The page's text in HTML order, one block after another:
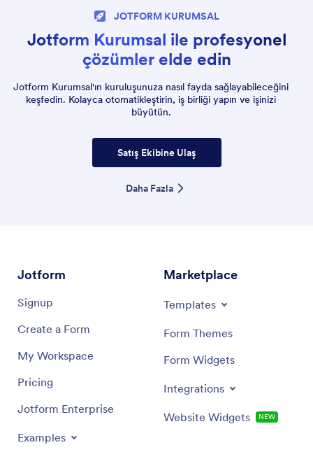
JOTFORM KURUMSAL
Jotform Kurumsal ile profesyonel
çözümler elde edin
Jotform Kurumsal'ın kuruluşunuza nasıl fayda sağlayabileceğini
keşfedin. Kolayca otomatikleştirin, iş birliği yapın ve işinizi
büyütün.
Satış Ekibine Ulaş
Daha Fazla
Jotform
Signup
Create a Form
My Workspace
Pricing
Jotform Enterprise
Examples
Marketplace
Templates
Form Themes
Form Widgets
Integrations
Website Widgets NEW